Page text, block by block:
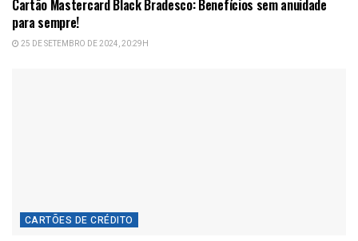
Cartão Mastercard Black Bradesco: Benefícios sem anuidade
para sempre!
25 DE SETEMBRO DE 2024, 20:29H
CARTÕES DE CRÉDITO